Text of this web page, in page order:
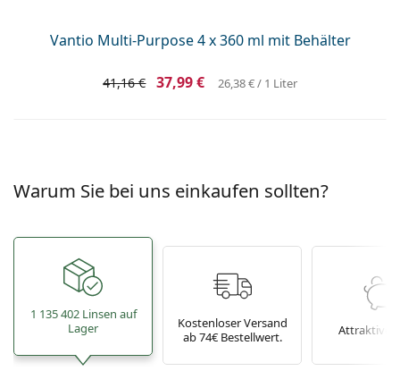
Vantio Multi-Purpose 4 x 360 ml mit Behälter
41,16 € 37,99 € 26,38 €/ 1 Liter
Warum Sie bei uns einkaufen sollten?
1 135 402 Linsen auf
Lager
Kostenloser Versand
ab 74€ Bestellwert.
Attraktive